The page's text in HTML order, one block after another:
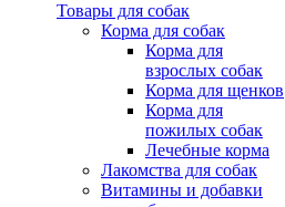
Товары для собак
Корма для собак
Корма для
взрослых собак
Корма для щенков
Корма для
пожилых собак
Лечебные корма
Лакомства для собак
Витамины и добавки